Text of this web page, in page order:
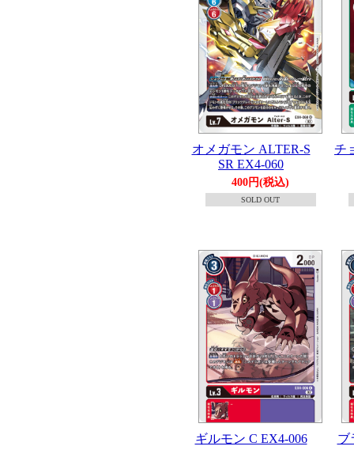
オメガモン ALTER-S
SR EX4-060
400円(税込)
SOLD OUT
チ
ギルモン C EX4-006 ブ